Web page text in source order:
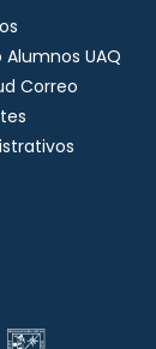
Alumnos UAQ
Correo